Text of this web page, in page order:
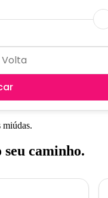
miúdas.
seu caminho.